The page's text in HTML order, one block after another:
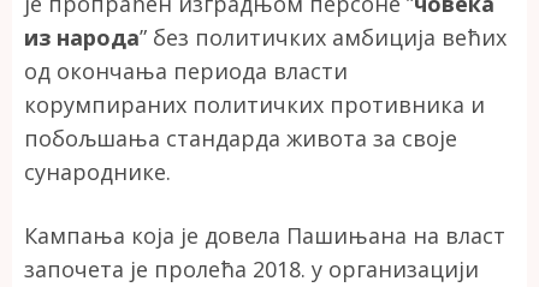
из народа” без политичких амбиција већих
од окончања периода власти
корумпираних политичких противника и
побољшања стандарда живота за своје
сународнике.
Кампања која је довела Пашињана на власт
започета је пролећа 2018. у организацији